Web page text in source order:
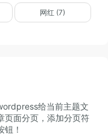
网红 (7)
给当前主题文
页面分页，添加分页符
钮！